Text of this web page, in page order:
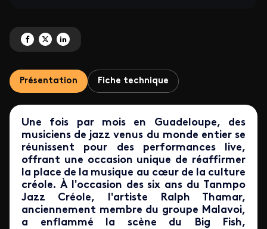
Partagez 'Ralph Thamar & Mario Canonge' sur Facebook
Partagez 'Ralph Thamar & Mario Canonge' sur X
Partagez 'Ralph Thamar & Mario Canonge' sur LinkedIn
Présentation Fiche technique
Une fois par mois en Guadeloupe, des
musiciens de jazz venus du monde entier se
réunissent pour des performances live,
offrant une occasion unique de réaffirmer
la place de la musique au cœur de la culture
créole. À l'occasion des six ans du Tanmpo
Jazz Créole, l'artiste Ralph Thamar,
anciennement membre du groupe Malavoi,
a enflammé la scène du Big Fish,